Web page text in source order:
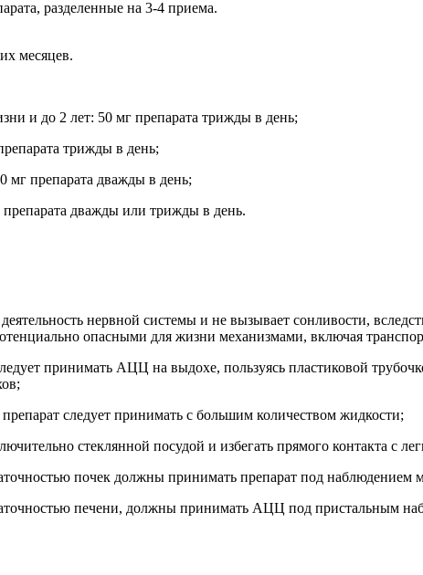
разделенные на 3-4 приема.
месяцев.
и до 2 лет: 50 мг препарата трижды в день;
трижды в день;
мг препарата дважды в день;
препарата дважды или трижды в день.
нервной системы и не вызывает сонливости,
опасными для жизни механизмами, включая
принимать АЦЦ на выдохе, пользуясь пластиковой
следует принимать с большим количеством жидкости;
стеклянной посудой и избегать прямого контакта с
почек должны принимать препарат под наблюдением
печени, должны принимать АЦЦ под пристальным